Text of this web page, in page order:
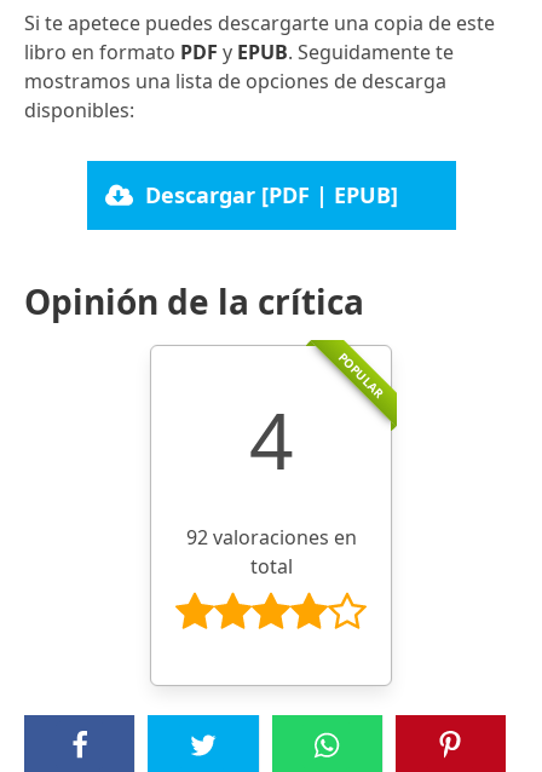
Si te apetece puedes descargarte una copia de este
libro en formato PDF y EPUB. Seguidamente te
mostramos una lista de opciones de descarga
disponibles:
Descargar [PDF | EPUB]
Opinión de la crítica
POPULAR
4
92 valoraciones en
total